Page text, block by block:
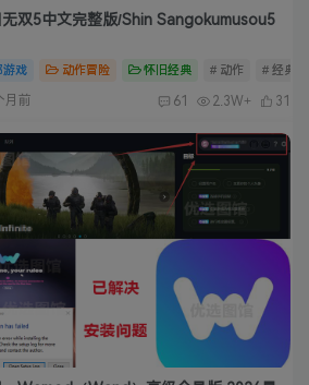
双5中文完整版/Shin Sangokumusou5
游戏 动作冒险 怀旧经典 # 动作 # 经典
月前 61 2.3W+ 31